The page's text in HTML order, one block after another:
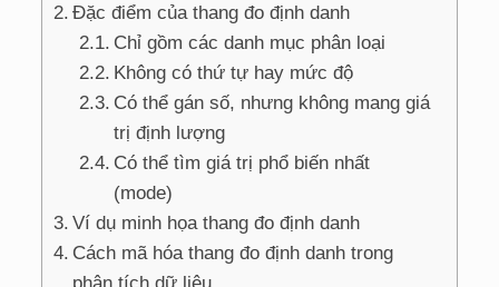
Đặc điểm của thang đo định danh
Chỉ gồm các danh mục phân loại
Không có thứ tự hay mức độ
Có thể gán số, nhưng không mang giá
trị định lượng
Có thể tìm giá trị phổ biến nhất
(mode)
Ví dụ minh họa thang đo định danh
Cách mã hóa thang đo định danh trong